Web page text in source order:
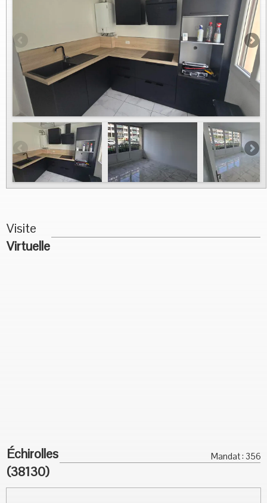
Nous contacter
Visite
Virtuelle
Échirolles
(38130)
Mandat : 356